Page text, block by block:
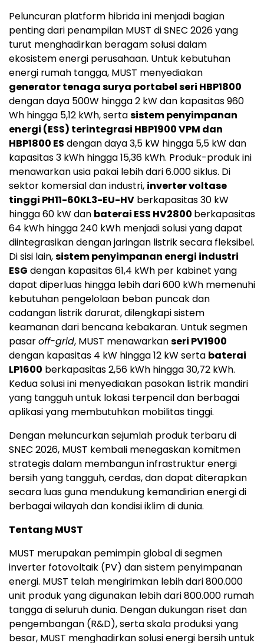
Peluncuran platform hibrida ini menjadi bagian
penting dari penampilan MUST di SNEC 2026 yang
turut menghadirkan beragam solusi dalam
ekosistem energi perusahaan. Untuk kebutuhan
energi rumah tangga, MUST menyediakan
generator tenaga surya portabel seri HBP1800
dengan daya 500W hingga 2 kW dan kapasitas 960
Wh hingga 5,12 kWh, sertasistem penyimpanan
energi (ESS) terintegrasi HBP1900 VPM dan
HBP1800 ES dengan daya 3,5 kW hingga 5,5 kW dan
kapasitas 3 kWh hingga 15,36 kWh. Produk-produk ini
menawarkan usia pakai lebih dari 6.000 siklus. Di
sektor komersial dan industri, inverter voltase
tinggi PH11-60KL3-EU-HV berkapasitas 30 kW
hingga 60 kW dan baterai ESS HV2800 berkapasitas
64 kWh hingga 240 kWh menjadi solusi yang dapat
diintegrasikan dengan jaringan listrik secara fleksibel.
Di sisi lain,sistem penyimpanan energi industri
ESG dengan kapasitas 61,4 kWh per kabinet yang
dapat diperluas hingga lebih dari 600 kWh memenuhi
kebutuhan pengelolaan beban puncak dan
cadangan listrik darurat, dilengkapi sistem
keamanan dari bencana kebakaran. Untuk segmen
pasaroff-grid, MUST menawarkanseri PV1900
dengan kapasitas 4 kW hingga 12 kW serta baterai
LP1600 berkapasitas 2,56 kWh hingga 30,72 kWh.
Kedua solusi ini menyediakan pasokan listrik mandiri
yang tangguh untuk lokasi terpencil dan berbagai
aplikasi yang membutuhkan mobilitas tinggi.
Dengan meluncurkan sejumlah produk terbaru di
SNEC 2026, MUST kembali menegaskan komitmen
strategis dalam membangun infrastruktur energi
bersih yang tangguh, cerdas, dan dapat diterapkan
secara luas guna mendukung kemandirian energi di
berbagai wilayah dan kondisi iklim di dunia.
Tentang MUST
MUST merupakan pemimpin global di segmen
inverter fotovoltaik (PV) dan sistem penyimpanan
energi. MUST telah mengirimkan lebih dari 800.000
unit produk yang digunakan lebih dari 800.000 rumah
tangga di seluruh dunia. Dengan dukungan riset dan
pengembangan (R&D), serta skala produksi yang
besar, MUST menghadirkan solusi energi bersih untuk